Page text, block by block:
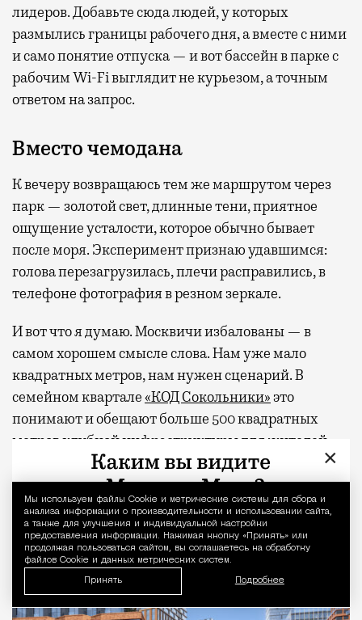
Уведомление
Мы используем файлы Сookie и метрические системы для сбора и
анализа информации о производительности и использовании сайта,
а также для улучшения и индивидуальной настройки
предоставления информации. Нажимая кнопку «Принять» или
продолжая пользоваться сайтом, вы соглашаетесь на обработку
файлов Cookie и данных метрических систем.
Принять Подробнее
лидеров. Добавьте сюда людей, у которых
размылись границы рабочего дня, а вместе с ними
и само понятие отпуска — и вот бассейн в парке с
рабочим Wi-Fi выглядит не курьезом, а точным
ответом на запрос.
Вместо чемодана
К вечеру возвращаюсь тем же маршрутом через
парк — золотой свет, длинные тени, приятное
ощущение усталости, которое обычно бывает
после моря. Эксперимент признаю удавшимся:
голова перезагрузилась, плечи расправились, в
телефоне фотография в резном зеркале.
И вот что я думаю. Москвичи избалованы — в
самом хорошем смысле слова. Нам уже мало
квадратных метров, нам нужен сценарий. В
семейном квартале«КОД Сокольники»это
понимают и обещают больше 500 квадратных
метров клубной инфраструктуры для жителей
дома — коворкинг, общественную гостиную,
фитнес-студию, многофункциональное арт-
пространство и двухуровневую «игровую» для
детей. А снаружи, через свой тихий вход, будет
легендарный парк со всем его курортным
хозяйством.
×